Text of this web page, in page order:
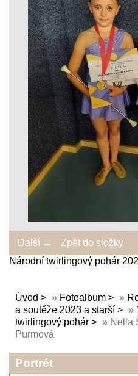
Další →
Zpět do složky
Národní twirlingový pohár
Úvod » Fotoalbum »
a soutěže 2023 a starší
»
twirlingový pohár
» Nella
Purmová
Portrét